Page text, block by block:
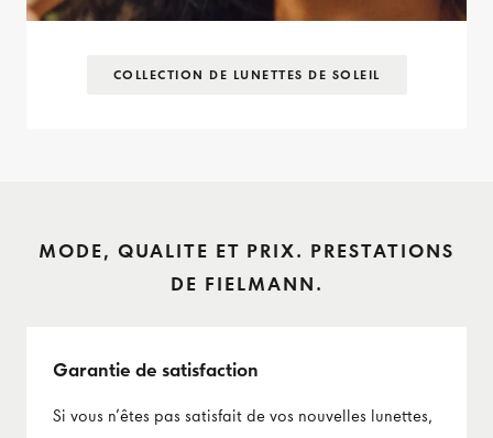
COLLECTION DE LUNETTES DE SOLEIL
MODE, QUALITE ET PRIX. PRESTATIONS
DE FIELMANN.
Garantie de satisfaction
Si vous n’êtes pas satisfait de vos nouvelles lunettes,